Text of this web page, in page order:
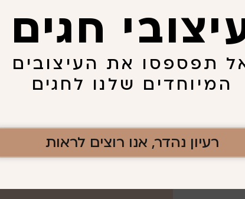
חגים
תפספסו את העיצובים
המיוחדים שלנו לחגים
רעיון נהדר, אנו רוצים לראות